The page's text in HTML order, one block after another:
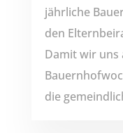
jährliche
den
Damit wir uns
die